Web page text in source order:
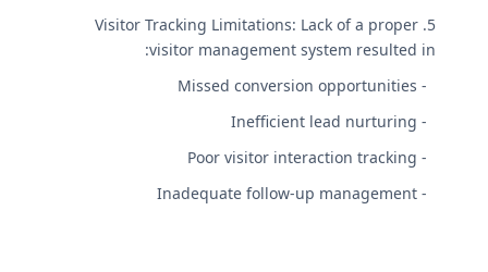
5. Visitor Tracking Limitations: Lack of a proper
visitor management system resulted in:
- Missed conversion opportunities
- Inefficient lead nurturing
- Poor visitor interaction tracking
- Inadequate follow-up management